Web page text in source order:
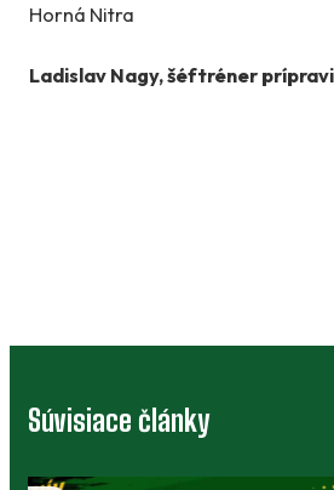
Horná Nitra
Ladislav Nagy, šéftréner
Súvisiace články